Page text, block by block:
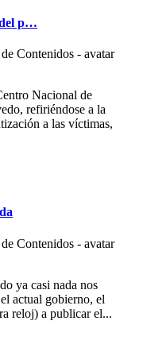
del p…
Nacional de
refiriéndose a la
a las víctimas,
ya casi nada nos
actual gobierno, el
reloj) a publicar el...